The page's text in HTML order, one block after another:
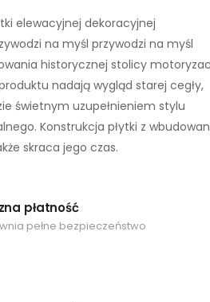
elewacyjnej dekoracyjnej
na myśl przywodzi na myśl
historycznej stolicy
nadają wygląd starej cegły,
świetnym uzupełnieniem stylu
Konstrukcja płytki z
skraca jego czas.
płatność
pełne bezpieczeństwo